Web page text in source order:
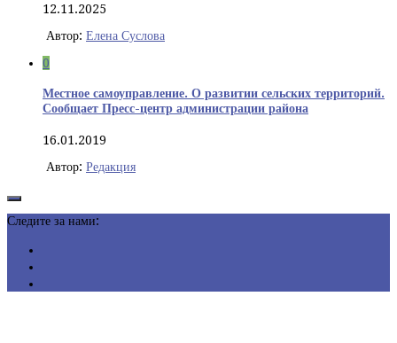
12.11.2025
Автор: Елена Суслова
0
Местное самоуправление. О развитии сельских территорий.
Сообщает Пресс-центр администрации района
16.01.2019
Автор: Редакция
Следите за нами: